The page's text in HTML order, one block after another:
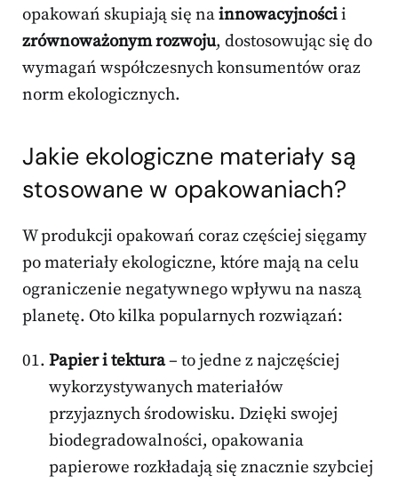
opakowań skupiają się nainnowacyjnościi
zrównoważonym rozwoju, dostosowując się do
wymagań współczesnych konsumentów oraz
norm ekologicznych.
Jakie ekologiczne materiały są
stosowane w opakowaniach?
W produkcji opakowań coraz częściej sięgamy
po materiały ekologiczne, które mają na celu
ograniczenie negatywnego wpływu na naszą
planetę. Oto kilka popularnych rozwiązań:
Papier i tektura– to jedne z najczęściej
wykorzystywanych materiałów
przyjaznych środowisku. Dzięki swojej
biodegradowalności, opakowania
papierowe rozkładają się znacznie szybciej